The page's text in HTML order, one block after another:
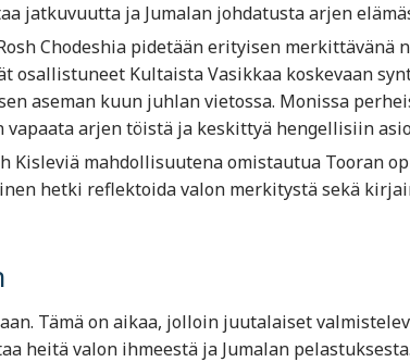
jatkuvuutta ja Jumalan johdatusta arjen
Chodeshia pidetään erityisen merkittävänä
osallistuneet Kultaista Vasikkaa koskevaan
aseman kuun juhlan vietossa. Monissa
vapaata arjen töistä ja keskittyä hengellisiin
Kisleviä mahdollisuutena omistautua Tooran
hetki reflektoida valon merkitystä sekä
Tämä on aikaa, jolloin juutalaiset
heitä valon ihmeestä ja Jumalan pelastuksesta.